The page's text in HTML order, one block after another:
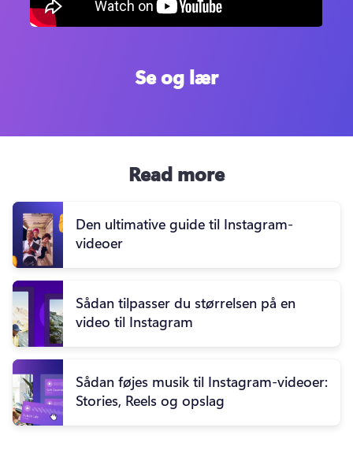
Se og lær
Read more
Den ultimative guide til Instagram-
videoer
Sådan tilpasser du størrelsen på en
video til Instagram
Sådan føjes musik til Instagram-videoer:
Stories, Reels og opslag